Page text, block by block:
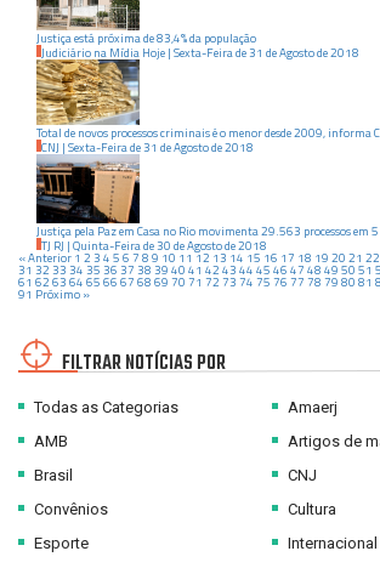
Justiça está próxima de 83,4% da população
Judiciário na Mídia Hoje | Sexta-Feirade31 deAgostode2018
Total de novos processos criminais é o menor desde 2009, informa
CNJ | Sexta-Feirade31 deAgostode2018
Justiça pela Paz em Casa no Rio movimenta 29.563 processos em
TJ RJ | Quinta-Feirade30 deAgostode2018
« Anterior 1 2 3 4 5 6 7 8 9 10 11 12 13 14 15 16 17 18 19 20 21 22
31 32 33 34 35 36 37 38 39 40 41 42 43 44 45 46 47 48 49 50 51
61 62 63 64 65 66 67 68 69 70 71 72 73 74 75 76 77 78 79 80 81
91 Próximo »
FILTRAR NOTÍCIAS POR
Todas as Categorias
AMB
Brasil
Convênios
Esporte
Amaerj
Artigos de
CNJ
Cultura
Internacional